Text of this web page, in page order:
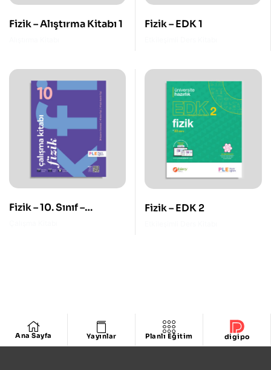
Fizik – Alıştırma Kitabı 1 Fizik – EDK 1
Fizik – 10. Sınıf –
Fizik – EDK 2
Ana Sayfa Yayınlar Planlı Eğitim digipo